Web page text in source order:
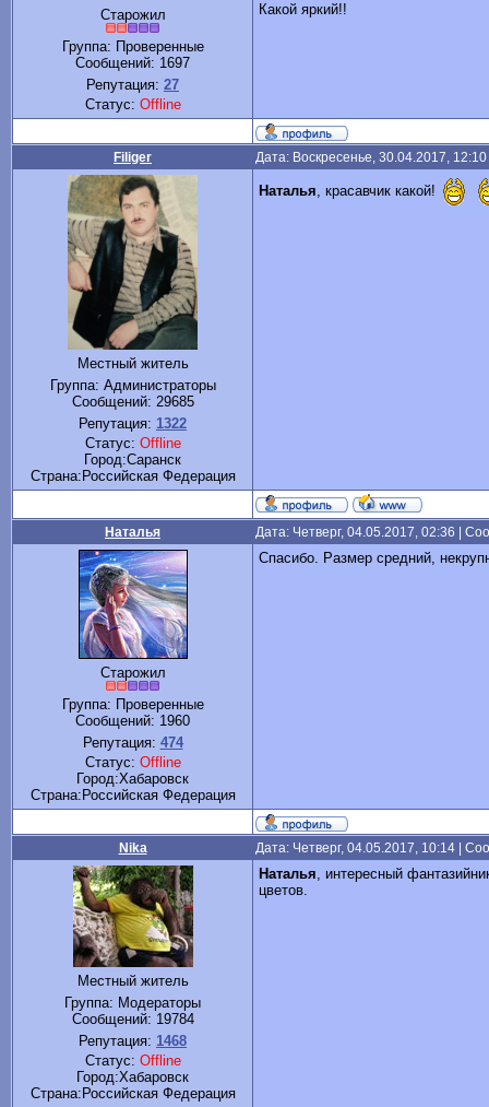
Старожил
Группа: Проверенные
Сообщений: 1697
Репутация: 27
Статус: Offline
Какой яркий!!
Filiger Дата: Воскресенье, 30.04.2017,
Местный житель
Группа: Администраторы
Сообщений: 29685
Репутация: 1322
Статус: Offline
Город:Саранск
Cтрана:Российская Федерация
Наталья , красавчик какой!
Наталья Дата: Четверг, 04.05.2017, 02:36 |
Старожил
Группа: Проверенные
Сообщений: 1960
Репутация: 474
Статус: Offline
Город:Хабаровск
Cтрана:Российская Федерация
Спасибо. Размер средний,
Nika Дата: Четверг, 04.05.2017, 10:14 |
Местный житель
Группа: Модераторы
Сообщений: 19784
Репутация: 1468
Статус: Offline
Город:Хабаровск
Cтрана:Российская Федерация
Наталья, интересный
цветов.